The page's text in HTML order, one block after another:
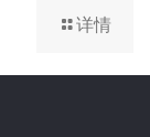
详情